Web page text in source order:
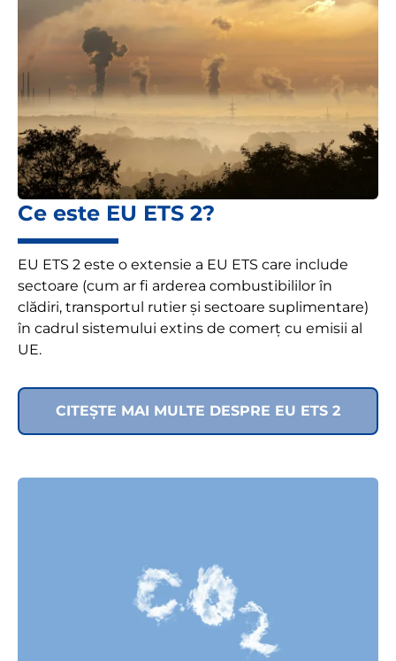
Ce este EU ETS 2?
EU ETS 2 este o extensie a EU ETS care include
sectoare (cum ar fi arderea combustibililor în
clădiri, transportul rutier și sectoare suplimentare)
în cadrul sistemului extins de comerț cu emisii al
UE.
CITEȘTE MAI MULTE DESPRE EU ETS 2